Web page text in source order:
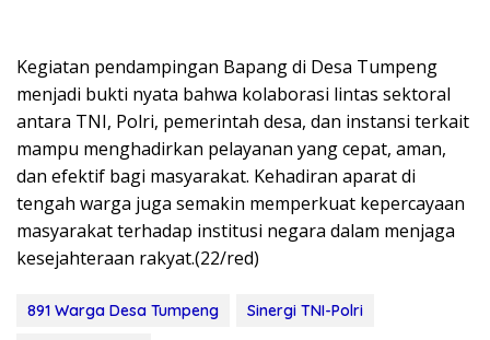
Kegiatan pendampingan Bapang di Desa Tumpeng
menjadi bukti nyata bahwa kolaborasi lintas sektoral
antara TNI, Polri, pemerintah desa, dan instansi terkait
mampu menghadirkan pelayanan yang cepat, aman,
dan efektif bagi masyarakat. Kehadiran aparat di
tengah warga juga semakin memperkuat kepercayaan
masyarakat terhadap institusi negara dalam menjaga
kesejahteraan rakyat.(22/red)
891 Warga Desa Tumpeng Sinergi TNI-Polri